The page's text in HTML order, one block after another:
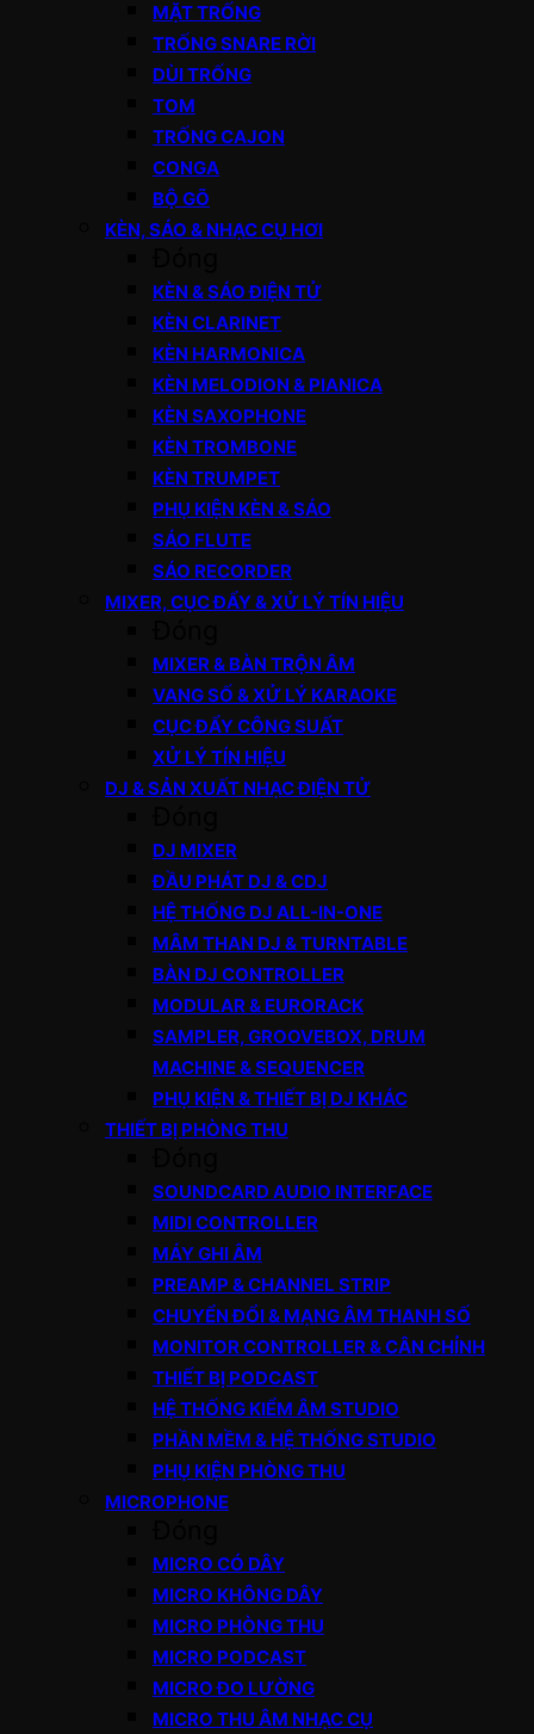
MẶT TRỐNG
TRỐNG SNARE RỜI
DÙI TRỐNG
TOM
TRỐNG CAJON
CONGA
BỘ GÕ
KÈN, SÁO & NHẠC CỤ HƠI
KÈN & SÁO ĐIỆN TỬ
KÈN CLARINET
KÈN HARMONICA
KÈN MELODION & PIANICA
KÈN SAXOPHONE
KÈN TROMBONE
KÈN TRUMPET
PHỤ KIỆN KÈN & SÁO
SÁO FLUTE
SÁO RECORDER
MIXER, CỤC ĐẨY & XỬ LÝ TÍN HIỆU
MIXER & BÀN TRỘN ÂM
VANG SỐ & XỬ LÝ KARAOKE
CỤC ĐẨY CÔNG SUẤT
XỬ LÝ TÍN HIỆU
DJ & SẢN XUẤT NHẠC ĐIỆN TỬ
DJ MIXER
ĐẦU PHÁT DJ & CDJ
HỆ THỐNG DJ ALL-IN-ONE
MÂM THAN DJ & TURNTABLE
BÀN DJ CONTROLLER
MODULAR & EURORACK
SAMPLER, GROOVEBOX, DRUM
MACHINE & SEQUENCER
PHỤ KIỆN & THIẾT BỊ DJ KHÁC
THIẾT BỊ PHÒNG THU
SOUNDCARD AUDIO INTERFACE
MIDI CONTROLLER
MÁY GHI ÂM
PREAMP & CHANNEL STRIP
CHUYỂN ĐỔI & MẠNG ÂM THANH SỐ
MONITOR CONTROLLER & CÂN CHỈNH
THIẾT BỊ PODCAST
HỆ THỐNG KIỂM ÂM STUDIO
PHẦN MỀM & HỆ THỐNG STUDIO
PHỤ KIỆN PHÒNG THU
MICROPHONE
MICRO CÓ DÂY
MICRO KHÔNG DÂY
MICRO PHÒNG THU
MICRO PODCAST
MICRO ĐO LƯỜNG
MICRO THU ÂM NHẠC CỤ